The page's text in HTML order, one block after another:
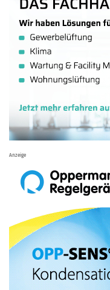
Anzeige